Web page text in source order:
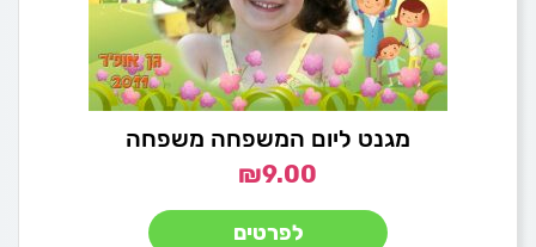
מגנט ליום המשפחה משפחה
₪9.00
לפרטים